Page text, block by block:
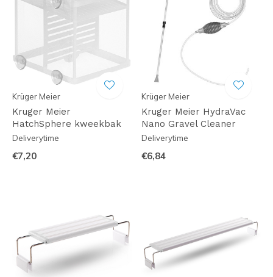
Krüger Meier
Kruger Meier
HatchSphere kweekbak
Deliverytime
€7,20
Krüger Meier
Kruger Meier HydraVac
Nano Gravel Cleaner
Deliverytime
€6,84